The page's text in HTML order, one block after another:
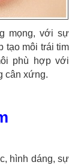
mọng, với sự
tạo môi trái tim
phù hợp với
cân xứng.
hình dáng, sự